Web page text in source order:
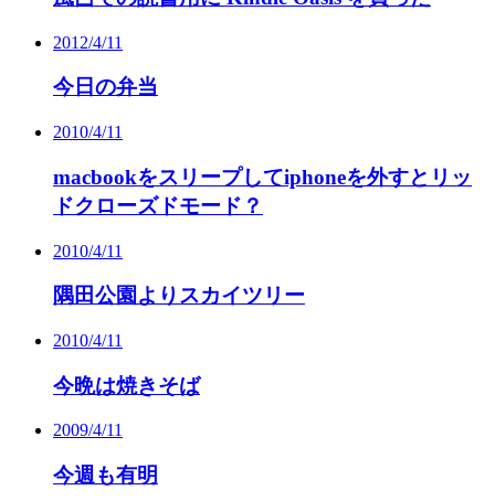
2012/4/11
今日の弁当
2010/4/11
macbookをスリープしてiphoneを外すとリッ
ドクローズドモード？
2010/4/11
隅田公園よりスカイツリー
2010/4/11
今晩は焼きそば
2009/4/11
今週も有明